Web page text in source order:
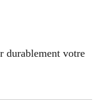
durablement votre